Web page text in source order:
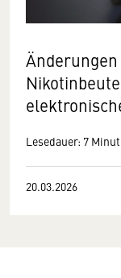
Lesedauer: 7
20.03.2026